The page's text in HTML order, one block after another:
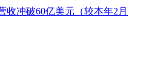
收冲破60亿美元（较本年2月